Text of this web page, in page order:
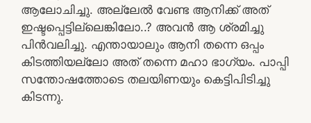
ആലോചിച്ചു. അല്ലേൽ വേണ്ട ആനിക്ക് അത്
ഇഷ്ടപ്പെട്ടില്ലെങ്കിലോ..? അവൻ ആ ശ്രമിച്ചു
പിൻവലിച്ചു. എന്തായാലും ആനി തന്നെ ഒപ്പം
കിടത്തിയല്ലോ അത് തന്നെ മഹാ ഭാഗ്യം. പാപ്പി
സന്തോഷത്തോടെ തലയിണയും കെട്ടിപിടിച്ചു
കിടന്നു.